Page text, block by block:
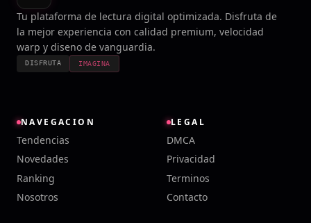
Tu plataforma de lectura digital optimizada. Disfruta de
la mejor experiencia con calidad premium, velocidad
warp y diseno de vanguardia.
DISFRUTA IMAGINA
NAVEGACION
Tendencias
Novedades
Ranking
Nosotros
LEGAL
DMCA
Privacidad
Terminos
Contacto